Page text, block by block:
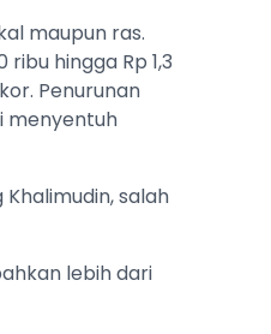
maupun ras.
hingga Rp 1,3
Penurunan
menyentuh
salah
lebih dari